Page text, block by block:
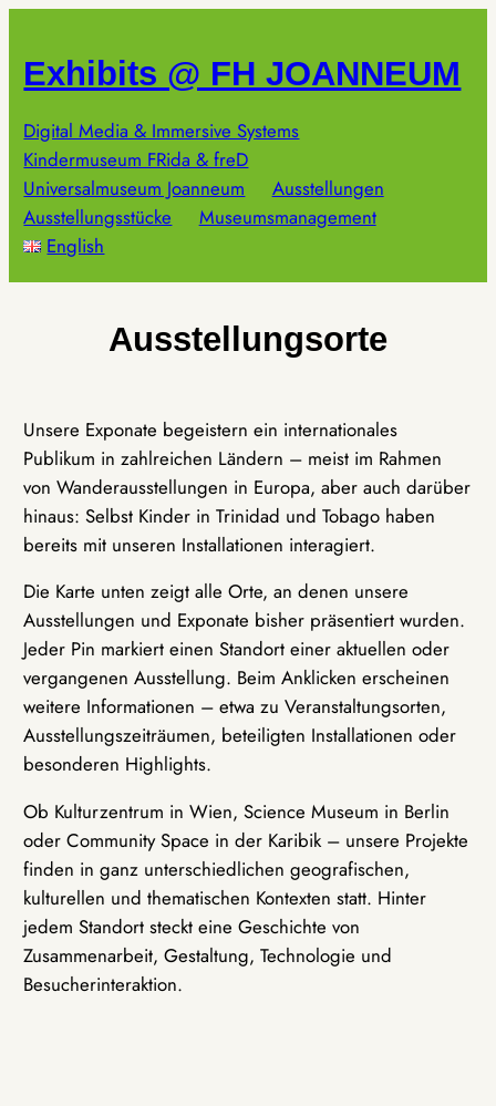
springen
Exhibits @ FH JOANNEUM
Digital Media & Immersive Systems
Kindermuseum FRida & freD
Universalmuseum Joanneum
Ausstellungen
Ausstellungsstücke
Museumsmanagement
English
Ausstellungsorte
Unsere Exponate begeistern ein internationales
Publikum in zahlreichen Ländern – meist im Rahmen
von Wanderausstellungen in Europa, aber auch darüber
hinaus: Selbst Kinder in Trinidad und Tobago haben
bereits mit unseren Installationen interagiert.
Die Karte unten zeigt alle Orte, an denen unsere
Ausstellungen und Exponate bisher präsentiert wurden.
Jeder Pin markiert einen Standort einer aktuellen oder
vergangenen Ausstellung. Beim Anklicken erscheinen
weitere Informationen – etwa zu Veranstaltungsorten,
Ausstellungszeiträumen, beteiligten Installationen oder
besonderen Highlights.
Ob Kulturzentrum in Wien, Science Museum in Berlin
oder Community Space in der Karibik – unsere Projekte
finden in ganz unterschiedlichen geografischen,
kulturellen und thematischen Kontexten statt. Hinter
jedem Standort steckt eine Geschichte von
Zusammenarbeit, Gestaltung, Technologie und
Besucherinteraktion.